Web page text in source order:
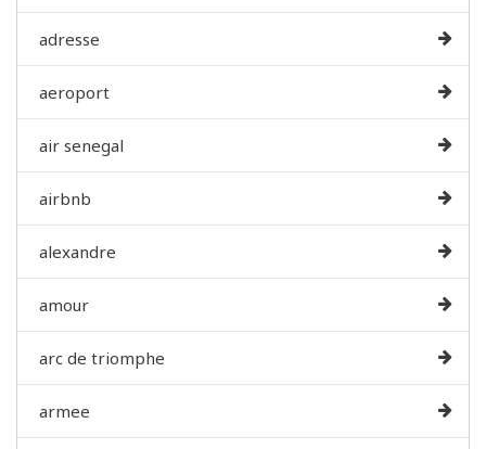
adresse
aeroport
air senegal
airbnb
alexandre
amour
arc de triomphe
armee